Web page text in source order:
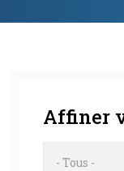
Affiner
- Tous -